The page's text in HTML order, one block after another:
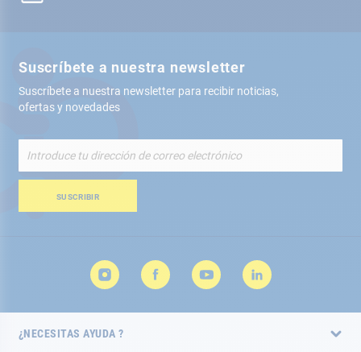
Suscríbete a nuestra newsletter
Suscríbete a nuestra newsletter para recibir noticias,
ofertas y novedades
nuestro
de
SUSCRIBIR
¿NECESITAS AYUDA ?